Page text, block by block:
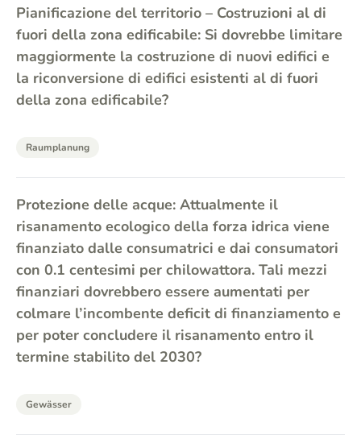
Pianificazione del territorio – Costruzioni al di
fuori della zona edificabile: Si dovrebbe limitare
maggiormente la costruzione di nuovi edifici e
la riconversione di edifici esistenti al di fuori
della zona edificabile?
Raumplanung
Protezione delle acque: Attualmente il
risanamento ecologico della forza idrica viene
finanziato dalle consumatrici e dai consumatori
con 0.1 centesimi per chilowattora. Tali mezzi
finanziari dovrebbero essere aumentati per
colmare l’incombente deficit di finanziamento e
per poter concludere il risanamento entro il
termine stabilito del 2030?
Gewässer